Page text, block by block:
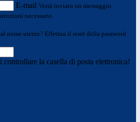
E-mail Verrà inviato un messaggio
necessarie.
nome utente? Effettua il reset della password
la casella di posta elettronica!